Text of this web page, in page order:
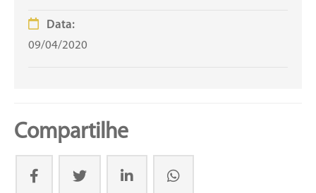
Data:
09/04/2020
Compartilhe